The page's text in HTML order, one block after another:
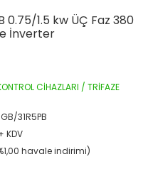
0.75/1.5 kw ÜÇ Faz 380
İnverter
CİHAZLARI / TRİFAZE
31R5PB
KDV
havale indirimi)